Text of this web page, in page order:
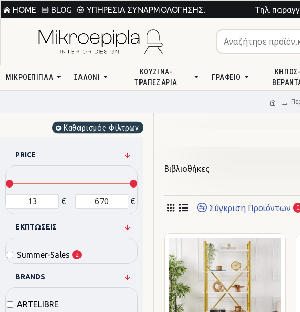
HOME BLOG ΥΠΗΡΕΣΊΑ ΣΥΝΑΡΜΟΛΌΓΗΣΗΣ. Τηλ.
ΜΙΚΡΟΕΠΙΠΛΑ ΣΑΛΌΝΙ
ΚΟΥΖΊΝΑ-
ΤΡΑΠΕΖΑΡΊΑ
ΓΡΑΦΕΊΟ
ΚΉΠΟΣ-
Καθαρισμός Φίλτρων
PRICE
€ €
BRANDS
ARTELIBRE
ΕΚΠΤΏΣΕΙΣ
Summer-Sales 2
Βιβλιοθήκες
Σύγκριση Προϊόντων 0